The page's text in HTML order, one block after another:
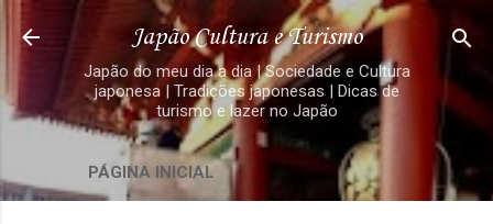
Pular para o conteúdo principal
Japão Cultura e Turismo
Japão do meu dia a dia | Sociedade e Cultura
japonesa | Tradições japonesas | Dicas de
turismo e lazer no Japão
PÁGINA INICIAL